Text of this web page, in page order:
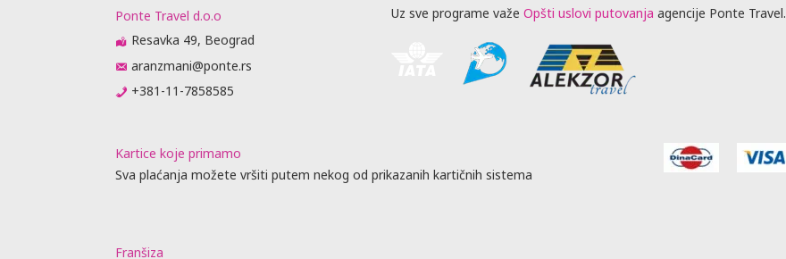
Ponte Travel d.o.o
Resavka 49, Beograd
aranzmani@ponte.rs
+381-11-7858585
Uz sve programe važe Opšti uslovi putovanja agencije Ponte Travel.
Kartice koje primamo
Sva plaćanja možete vršiti putem nekog od prikazanih kartičnih sistema
Franšiza